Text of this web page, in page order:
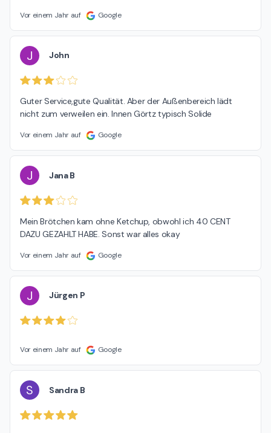
Vor einem Jahr auf Google
J John
Guter Service,gute Qualität. Aber der Außenbereich lädt
nicht zum verweilen ein. Innen Görtz typisch Solide
Vor einem Jahr auf Google
J Jana B
Mein Brötchen kam ohne Ketchup, obwohl ich 40 CENT
DAZU GEZAHLT HABE. Sonst war alles okay
Vor einem Jahr auf Google
J Jürgen P
Vor einem Jahr auf Google
S Sandra B